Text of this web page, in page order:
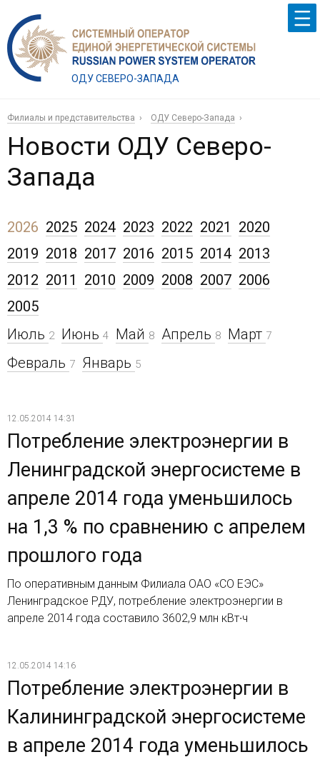
ОДУ СЕВЕРО-ЗАПАДА
Филиалы и представительства ОДУ Северо-Запада
Новости ОДУ Северо-
Запада
2026
Июль 2 Июнь 4 Май 8 Апрель 8 Март 7
Февраль 7 Январь 5
2025 2024 2023 2022 2021
2020
2019 2018 2017 2016 2015 2014 2013
2012 2011 2010 2009 2008 2007 2006
2005
12.05.2014 14:31
Потребление электроэнергии в
Ленинградской энергосистеме в
апреле 2014 года уменьшилось
на 1,3 % по сравнению с апрелем
прошлого года
По оперативным данным Филиала ОАО «СО ЕЭС»
Ленинградское РДУ, потребление электроэнергии в
апреле 2014 года составило 3602,9 млн кВт∙ч
12.05.2014 14:16
Потребление электроэнергии в
Калининградской энергосистеме
в апреле 2014 года уменьшилось